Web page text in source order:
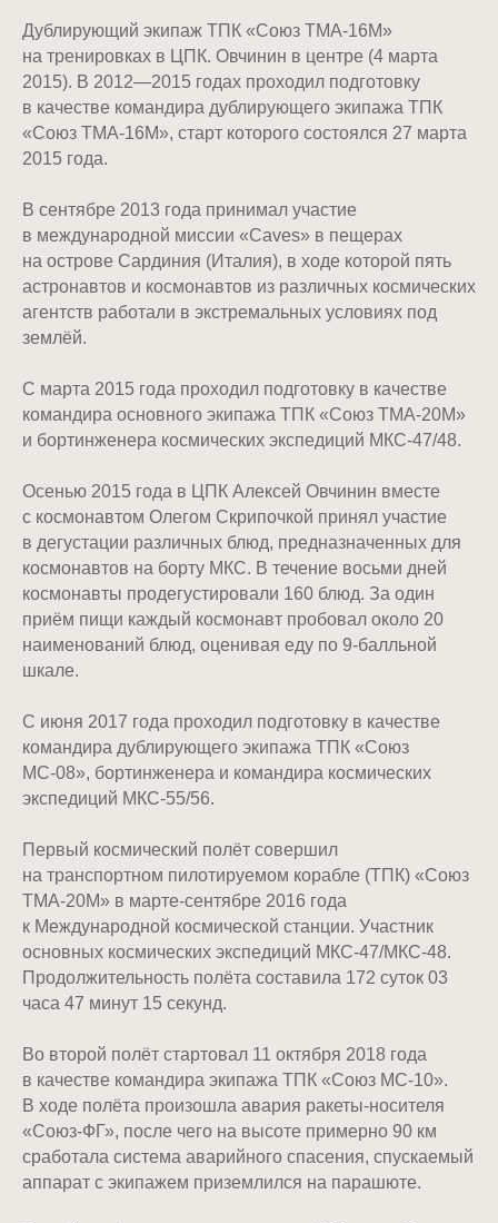
Дублирующий экипаж ТПК «Союз ТМА-16М»
на тренировках в ЦПК. Овчинин в центре (4 марта
2015). В 2012—2015 годах проходил подготовку
в качестве командира дублирующего экипажа ТПК
«Союз ТМА-16М», старт которого состоялся 27 марта
2015 года.
В сентябре 2013 года принимал участие
в международной миссии «Caves» в пещерах
на острове Сардиния (Италия), в ходе которой пять
астронавтов и космонавтов из различных космических
агентств работали в экстремальных условиях под
землёй.
С марта 2015 года проходил подготовку в качестве
командира основного экипажа ТПК «Союз ТМА-20М»
и бортинженера космических экспедиций МКС-47/48.
Осенью 2015 года в ЦПК Алексей Овчинин вместе
с космонавтом Олегом Скрипочкой принял участие
в дегустации различных блюд, предназначенных для
космонавтов на борту МКС. В течение восьми дней
космонавты продегустировали 160 блюд. За один
приём пищи каждый космонавт пробовал около 20
наименований блюд, оценивая еду по 9-балльной
шкале.
С июня 2017 года проходил подготовку в качестве
командира дублирующего экипажа ТПК «Союз
МС-08», бортинженера и командира космических
экспедиций МКС-55/56.
Первый космический полёт совершил
на транспортном пилотируемом корабле (ТПК) «Союз
ТМА-20М» в марте-сентябре 2016 года
к Международной космической станции. Участник
основных космических экспедиций МКС-47/МКС-48.
Продолжительность полёта составила 172 суток 03
часа 47 минут 15 секунд.
Во второй полёт стартовал 11 октября 2018 года
в качестве командира экипажа ТПК «Союз МС-10».
В ходе полёта произошла авария ракеты-носителя
«Союз-ФГ», после чего на высоте примерно 90 км
сработала система аварийного спасения, cпускаемый
аппарат с экипажем приземлился на парашюте.